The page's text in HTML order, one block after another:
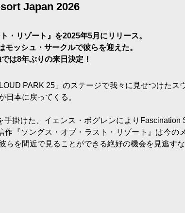
Japan 2026
・リゾート』を2025年5月にリリース。
ッシュ・サークルで彼らを迎えた。
は8年ぶりの来日決定！
PARK 25」のステージで我々に見せつけたス
日本に戻ってくる。
掛けた、イェンス・ボグレンによりFascination
『ソングス・オブ・ラスト・リゾート』は今の
を間近で見ることができる絶好の機会を見逃すな